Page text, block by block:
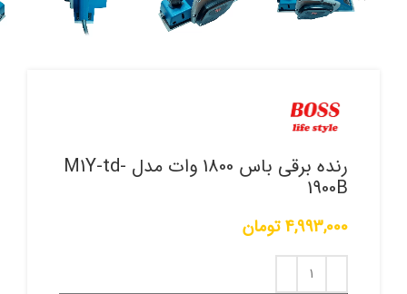
رنده برقی باس 1800 وات مدل M1Y-td-
1900B
4,993,000 تومان